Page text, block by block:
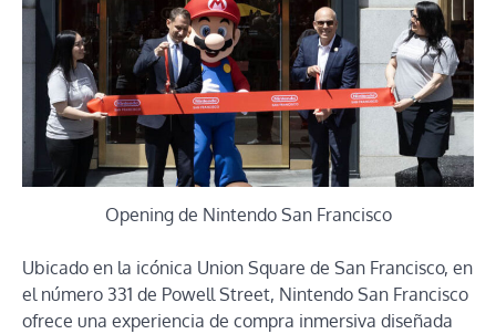
Opening de Nintendo San Francisco
Ubicado en la icónica Union Square de San Francisco, en
el número 331 de Powell Street, Nintendo San Francisco
ofrece una experiencia de compra inmersiva diseñada